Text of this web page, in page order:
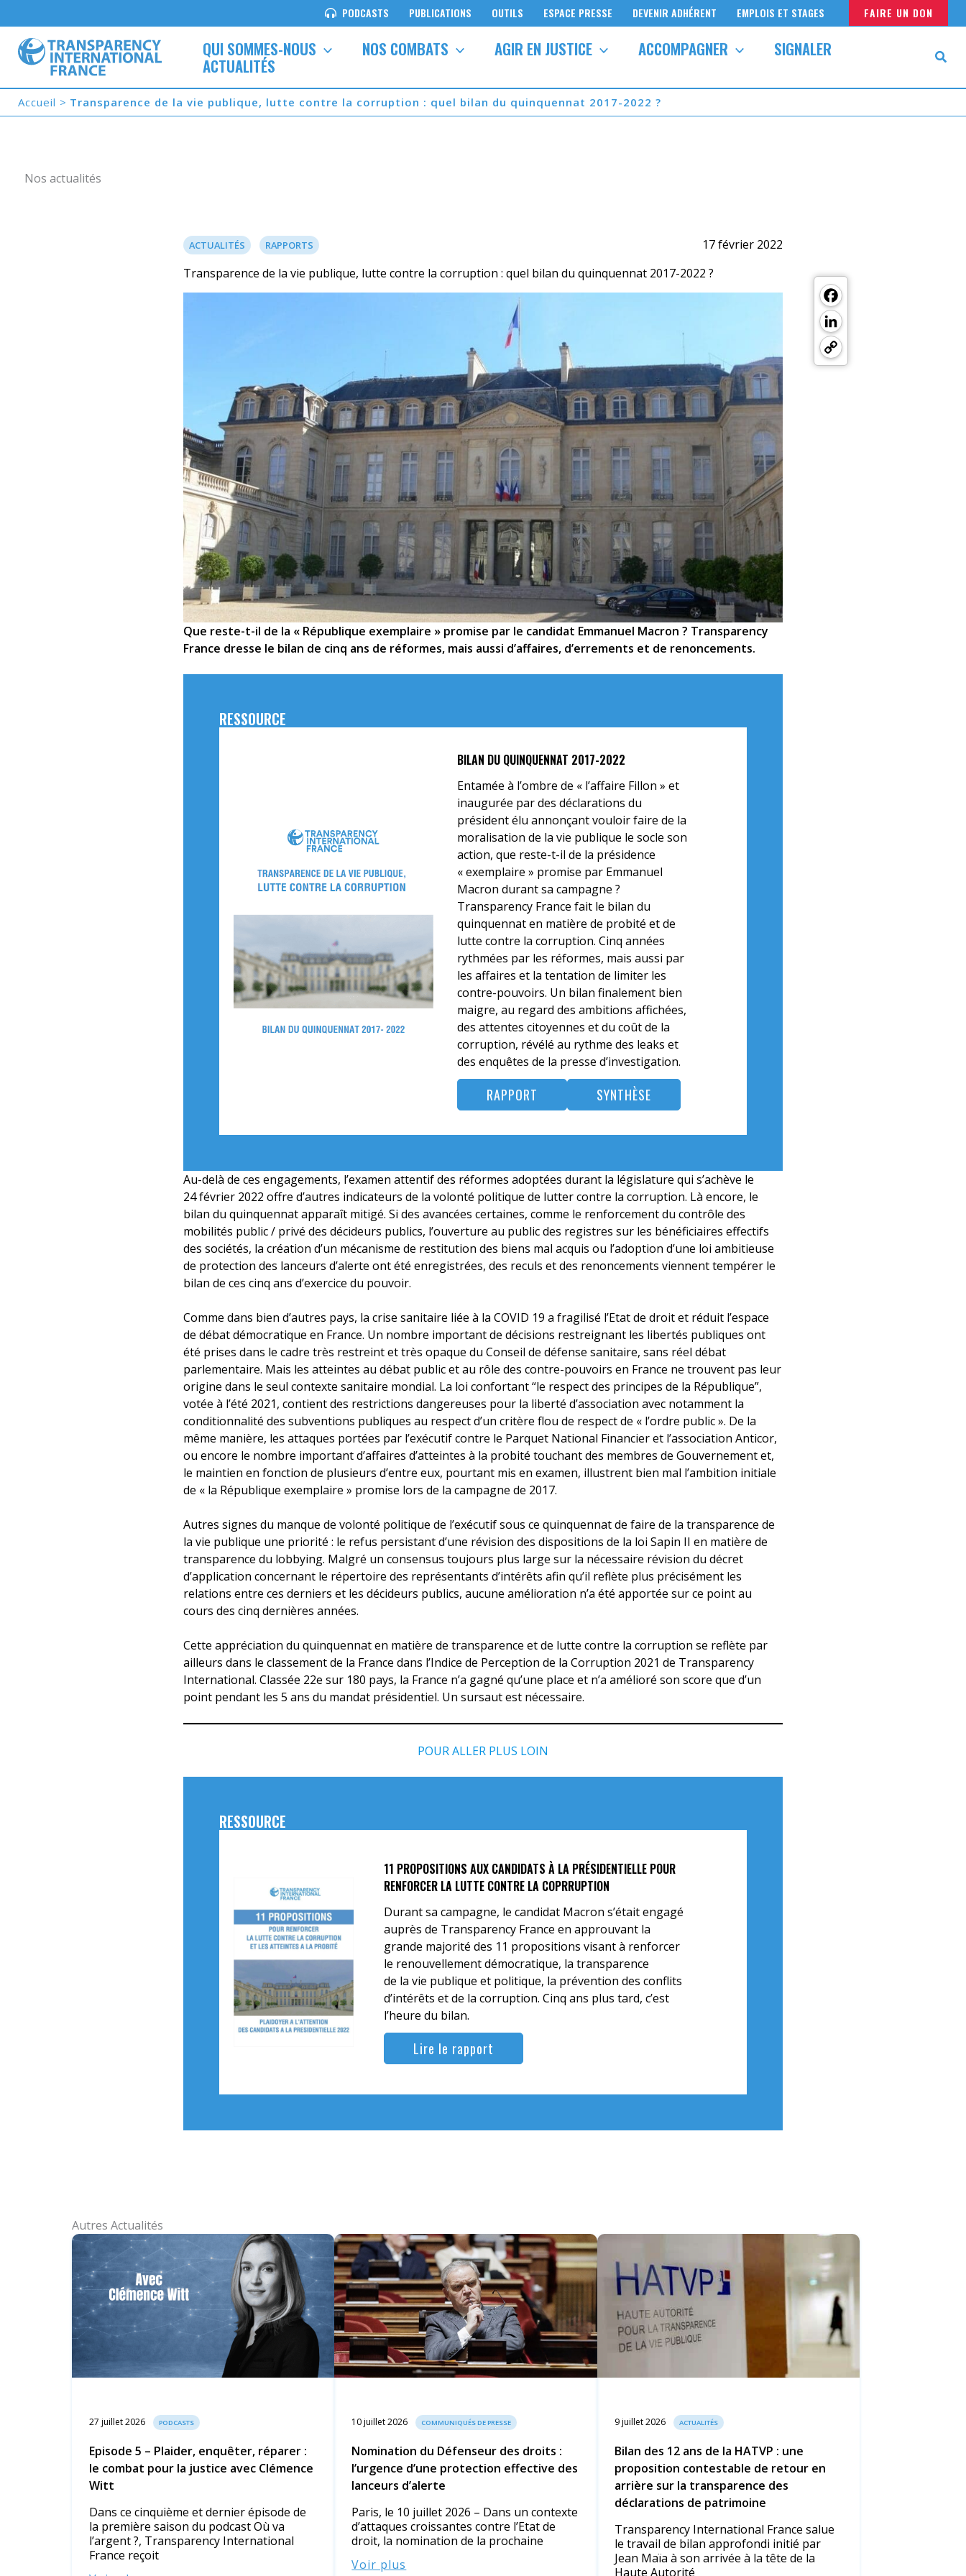
au
contenu
PODCASTS PUBLICATIONS OUTILS ESPACE PRESSE DEVENIR ADHÉRENT EMPLOIS ET STAGES FAIRE UN DON
QUI SOMMES-NOUS NOS COMBATS AGIR EN JUSTICE ACCOMPAGNER SIGNALER
ACTUALITÉS
Accueil Transparence de la vie publique, lutte contre la corruption : quel bilan du quinquennat 2017-2022 ?
Nos actualités
ACTUALITÉS RAPPORTS
17 février 2022
Transparence de la vie publique, lutte contre la corruption : quel bilan du quinquennat 2017-2022 ?
Link
Que reste-t-il de la « République exemplaire » promise par le candidat Emmanuel Macron ? Transparency
France dresse le bilan de cinq ans de réformes, mais aussi d’affaires, d’errements et de renoncements.
RESSOURCE
BILAN DU QUINQUENNAT 2017-2022
Entamée à l’ombre de « l’affaire Fillon » et
inaugurée par des déclarations du
président élu annonçant vouloir faire de la
moralisation de la vie publique le socle son
action, que reste-t-il de la présidence
« exemplaire » promise par Emmanuel
Macron durant sa campagne ?
Transparency France fait le bilan du
quinquennat en matière de probité et de
lutte contre la corruption. Cinq années
rythmées par les réformes, mais aussi par
les affaires et la tentation de limiter les
contre-pouvoirs. Un bilan finalement bien
maigre, au regard des ambitions affichées,
des attentes citoyennes et du coût de la
corruption, révélé au rythme des leaks et
des enquêtes de la presse d’investigation.
RAPPORT SYNTHÈSE
Au-delà de ces engagements, l’examen attentif des réformes adoptées durant la législature qui s’achève le
24 février 2022 offre d’autres indicateurs de la volonté politique de lutter contre la corruption. Là encore, le
bilan du quinquennat apparaît mitigé. Si des avancées certaines, comme le renforcement du contrôle des
mobilités public / privé des décideurs publics, l’ouverture au public des registres sur les bénéficiaires effectifs
des sociétés, la création d’un mécanisme de restitution des biens mal acquis ou l’adoption d’une loi ambitieuse
de protection des lanceurs d’alerte ont été enregistrées, des reculs et des renoncements viennent tempérer le
bilan de ces cinq ans d’exercice du pouvoir.
Comme dans bien d’autres pays, la crise sanitaire liée à la COVID 19 a fragilisé l’Etat de droit et réduit l’espace
de débat démocratique en France. Un nombre important de décisions restreignant les libertés publiques ont
été prises dans le cadre très restreint et très opaque du Conseil de défense sanitaire, sans réel débat
parlementaire. Mais les atteintes au débat public et au rôle des contre-pouvoirs en France ne trouvent pas leur
origine dans le seul contexte sanitaire mondial. La loi confortant “le respect des principes de la République”,
votée à l’été 2021, contient des restrictions dangereuses pour la liberté d’association avec notamment la
conditionnalité des subventions publiques au respect d’un critère flou de respect de « l’ordre public ». De la
même manière, les attaques portées par l’exécutif contre le Parquet National Financier et l’association Anticor,
ou encore le nombre important d’affaires d’atteintes à la probité touchant des membres de Gouvernement et,
le maintien en fonction de plusieurs d’entre eux, pourtant mis en examen, illustrent bien mal l’ambition initiale
de « la République exemplaire » promise lors de la campagne de 2017.
Autres signes du manque de volonté politique de l’exécutif sous ce quinquennat de faire de la transparence de
la vie publique une priorité : le refus persistant d’une révision des dispositions de la loi Sapin II en matière de
transparence du lobbying. Malgré un consensus toujours plus large sur la nécessaire révision du décret
d’application concernant le répertoire des représentants d’intérêts afin qu’il reflète plus précisément les
relations entre ces derniers et les décideurs publics, aucune amélioration n’a été apportée sur ce point au
cours des cinq dernières années.
Cette appréciation du quinquennat en matière de transparence et de lutte contre la corruption se reflète par
ailleurs dans le classement de la France dans l’Indice de Perception de la Corruption 2021 de Transparency
International. Classée 22e sur 180 pays, la France n’a gagné qu’une place et n’a amélioré son score que d’un
point pendant les 5 ans du mandat présidentiel. Un sursaut est nécessaire.
POUR ALLER PLUS LOIN
RESSOURCE
11 PROPOSITIONS AUX CANDIDATS À LA PRÉSIDENTIELLE POUR
RENFORCER LA LUTTE CONTRE LA COPRRUPTION
Durant sa campagne, le candidat Macron s’était engagé
auprès de Transparency France en approuvant la
grande majorité des 11 propositions visant à renforcer
le renouvellement démocratique, la transparence
de la vie publique et politique, la prévention des conflits
d’intérêts et de la corruption. Cinq ans plus tard, c’est
l’heure du bilan.
Lire le rapport
Autres Actualités
27 juillet 2026 PODCASTS
Episode 5 – Plaider, enquêter, réparer :
le combat pour la justice avec Clémence
Witt
Dans ce cinquième et dernier épisode de
la première saison du podcast Où va
l’argent ?, Transparency International
France reçoit
10 juillet 2026 COMMUNIQUÉS DE PRESSE
Nomination du Défenseur des droits :
l’urgence d’une protection effective des
lanceurs d’alerte
Paris, le 10 juillet 2026 – Dans un contexte
d’attaques croissantes contre l’Etat de
droit, la nomination de la prochaine
Voir plus
9 juillet 2026 ACTUALITÉS
Bilan des 12 ans de la HATVP : une
proposition contestable de retour en
arrière sur la transparence des
déclarations de patrimoine
Transparency International France salue
le travail de bilan approfondi initié par
Jean Maïa à son arrivée à la tête de la
Haute Autorité